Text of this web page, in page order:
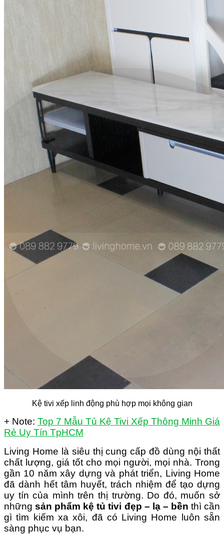
Kệ tivi xếp linh động phù hợp mọi không gian
+ Note: Top 7 Mẫu Tủ Kệ Tivi Xếp Thông Minh Giá
Rẻ Uy Tín TpHCM
Living Home là siêu thị cung cấp đồ dùng nội thất
chất lượng, giá tốt cho mọi người, mọi nhà. Trong
gần 10 năm xây dựng và phát triển, Living Home
đã dành hết tâm huyết, trách nhiệm để tạo dựng
uy tín của mình trên thị trường. Do đó, muốn sở
nhữngsản phẩm kệ tủ tivi đẹp – lạ – bền thì cần
gì tìm kiếm xa xôi, đã có Living Home luôn sẵn
sàng phục vụ bạn.